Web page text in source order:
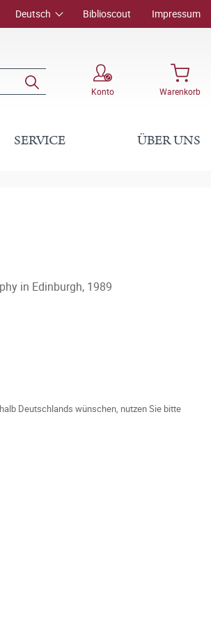
Deutsch Biblioscout Impressum
Konto Warenkorb
SERVICE ÜBER UNS
in Edinburgh, 1989
Deutschlands wünschen, nutzen Sie bitte